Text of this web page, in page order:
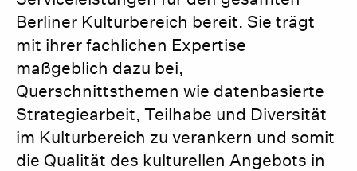
Berliner Kulturbereich bereit. Sie trägt
mit ihrer fachlichen Expertise
maßgeblich dazu bei,
Querschnittsthemen wie datenbasierte
Strategiearbeit, Teilhabe und Diversität
im Kulturbereich zu verankern und somit
die Qualität des kulturellen Angebots in